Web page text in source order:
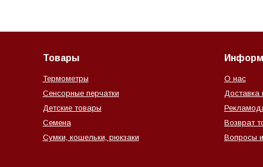
Товары
Термометры
Сенсорные перчатки
Детские товары
Семена
Сумки, кошельки, рюкзаки
О нас
Доставка
Возврат
Вопросы